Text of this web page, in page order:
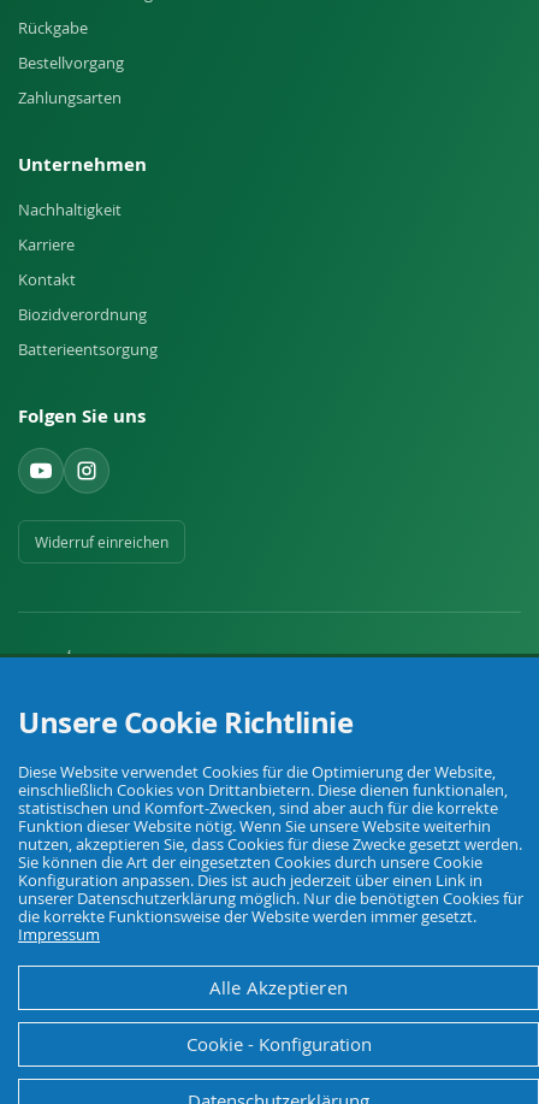
Rückgabe
Bestellvorgang
Zahlungsarten
Unternehmen
Nachhaltigkeit
Karriere
Kontakt
Biozidverordnung
Batterieentsorgung
Folgen Sie uns
Widerruf einreichen
Ihr Fachhandel für Landwirtschaft, Viehhaltung, Haus, Hof und Garten.
© Agrarking. Alle Rechte vorbehalten.
AGBDatenschutz WiderrufsbelehrungImpressum
Unsere Cookie Richtlinie
Diese Website verwendet Cookies für die Optimierung der Website,
einschließlich Cookies von Drittanbietern. Diese dienen funktionalen,
statistischen und Komfort-Zwecken, sind aber auch für die korrekte
Funktion dieser Website nötig. Wenn Sie unsere Website weiterhin
nutzen, akzeptieren Sie, dass Cookies für diese Zwecke gesetzt werden.
Sie können die Art der eingesetzten Cookies durch unsere Cookie
Konfiguration anpassen. Dies ist auch jederzeit über einen Link in
unserer Datenschutzerklärung möglich. Nur die benötigten Cookies für
die korrekte Funktionsweise der Website werden immer gesetzt.
Impressum
Alle Akzeptieren
Cookie - Konfiguration